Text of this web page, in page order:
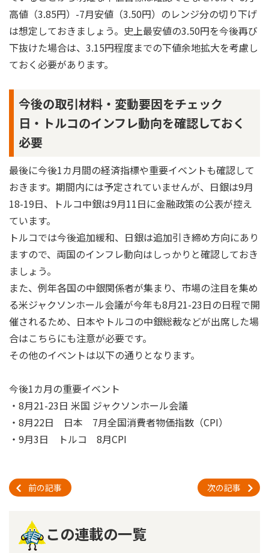
高値（3.85円）-7月安値（3.50円）のレンジ分の切り下げ
は想定しておきましょう。史上最安値の3.50円を今後再び
下抜けた場合は、3.15円程度までの下値余地拡大を考慮し
ておく必要があります。
今後の取引材料・変動要因をチェック
日・トルコのインフレ動向を確認しておく
必要
最後に今後1カ月間の経済指標や重要イベントも確認して
おきます。期間内には予定されていませんが、日銀は9月
18-19日、トルコ中銀は9月11日に金融政策の公表が控え
ています。
トルコでは今後追加緩和、日銀は追加引き締め方向にあり
ますので、両国のインフレ動向はしっかりと確認しておき
ましょう。
また、例年各国の中銀関係者が集まり、市場の注目を集め
る米ジャクソンホール会議が今年も8月21-23日の日程で開
催されるため、日本やトルコの中銀総裁などが出席した場
合はこちらにも注意が必要です。
その他のイベントは以下の通りとなります。
今後1カ月の重要イベント
・8月21-23日 米国 ジャクソンホール会議
・8月22日 日本 7月全国消費者物価指数（CPI）
・9月3日 トルコ 8月CPI
前の記事 次の記事
この連載の一覧